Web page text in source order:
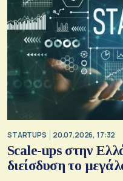
STARTUPS 20.07.2026, 17:32
Scale-ups στην
διείσδυση το